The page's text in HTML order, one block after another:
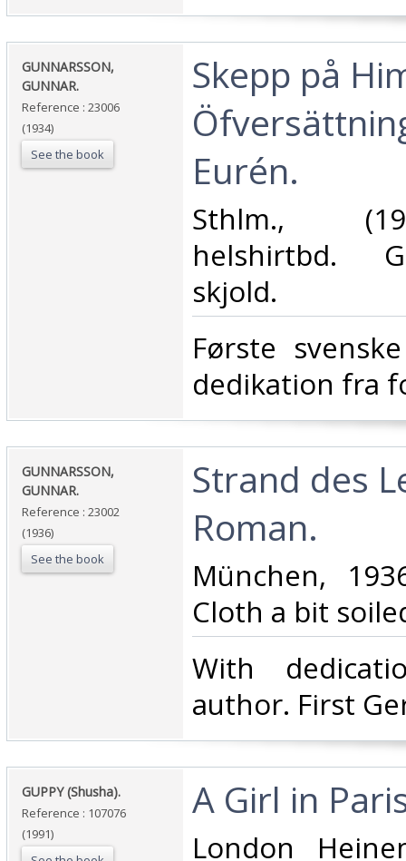
‎GUNNARSSON,
GUNNAR.‎
Reference : 23006
(1934)
See the book
‎Skepp på
Eurén.‎
‎Sthlm.,
helshirtbd.
skjold.‎
‎Første
dedikation fra
‎GUNNARSSON,
GUNNAR.‎
Reference : 23002
(1936)
See the book
‎Strand des
Roman.‎
‎München,
Cloth a bit
‎With
author. First
‎GUPPY (Shusha).‎
Reference : 107076
(1991)
‎A Girl in
‎London